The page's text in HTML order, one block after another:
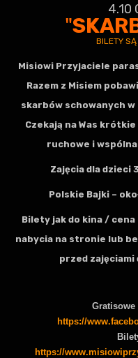
4.10
"
BILETY
Misiowi Przyjaciele
Razem z Misiem
skarbów schowanych
Czekają na Was
ruchowe i
Zajęcia dla dzieci
Polskie Bajki –
Bilety jak do kina / cena
nabycia na stronie lub
przed
https://
https://